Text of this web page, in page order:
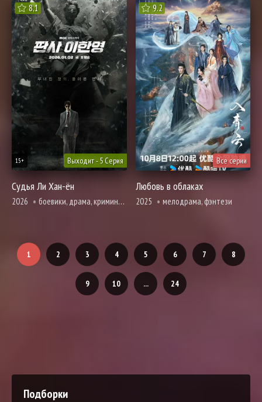
8,1
Выходит - 5 Серия
15+
Судья Ли Хан-ён
2026 боевики, драма, криминал, фантастика, фэнтези
9.2
Все серии
Любовь в облаках
2025 мелодрама, фэнтези
1 2 3 4 5 6 7 8
9 10 ... 24
Подборки